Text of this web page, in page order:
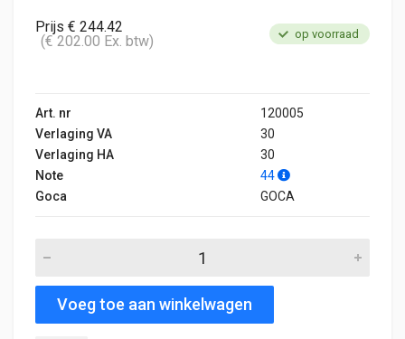
Prijs € 244.42
(€ 202.00 Ex. btw)
op voorraad
Art. nr
120005
Verlaging VA
30
Verlaging HA
30
Note
44
Goca
GOCA
Voeg toe aan winkelwagen